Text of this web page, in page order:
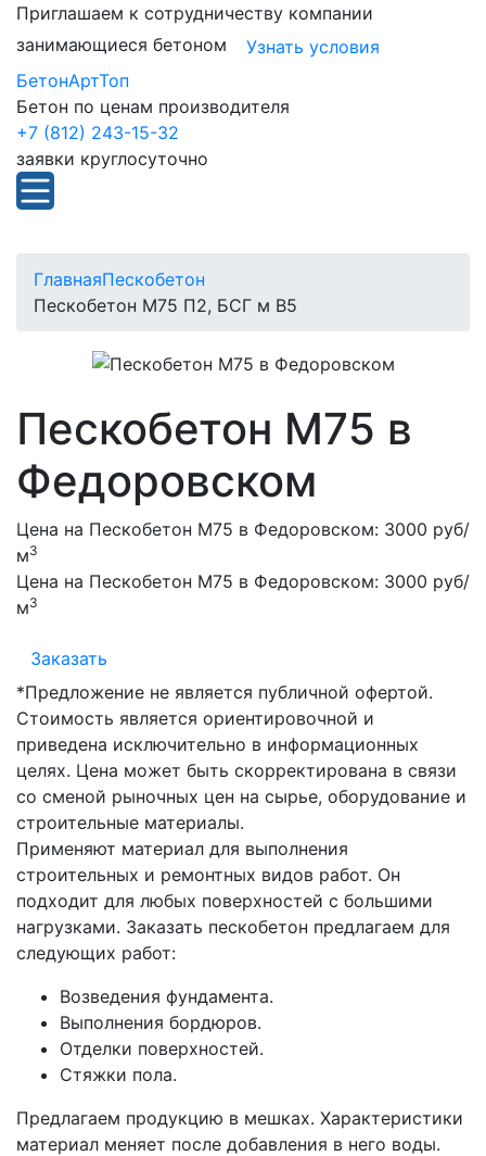
Приглашаем к сотрудничеству компании
занимающиеся бетоном
Узнать условия
БетонАртТоп
Бетон по ценам производителя
+7 (812) 243-15-32
заявки круглосуточно
ГлавнаяПескобетон
Пескобетон М75 П2, БСГ м В5
Пескобетон М75 в
Федоровском
Цена на Пескобетон М75 в Федоровском: 3000 руб/
м3
Цена на Пескобетон М75 в Федоровском: 3000 руб/
м3
Заказать
*Предложение не является публичной офертой.
Стоимость является ориентировочной и
приведена исключительно в информационных
целях. Цена может быть скорректирована в связи
со сменой рыночных цен на сырье, оборудование и
строительные материалы.
Применяют материал для выполнения
строительных и ремонтных видов работ. Он
подходит для любых поверхностей с большими
нагрузками. Заказать пескобетон предлагаем для
следующих работ:
Возведения фундамента.
Выполнения бордюров.
Отделки поверхностей.
Стяжки пола.
Предлагаем продукцию в мешках. Характеристики
материал меняет после добавления в него воды.